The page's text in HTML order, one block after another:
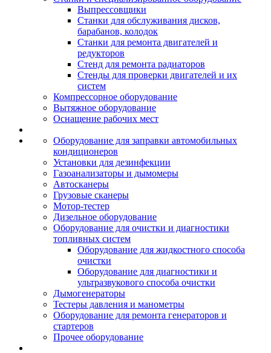
Выпрессовщики
Станки для обслуживания дисков,
барабанов, колодок
Станки для ремонта двигателей и
редукторов
Стенд для ремонта радиаторов
Стенды для проверки двигателей и их
систем
Компрессорное оборудование
Вытяжное оборудование
Оснащение рабочих мест
Оборудование для заправки автомобильных
кондиционеров
Установки для дезинфекции
Газоанализаторы и дымомеры
Автосканеры
Грузовые сканеры
Мотор-тестер
Дизельное оборудование
Оборудование для очистки и диагностики
топливных систем
Оборудование для жидкостного способа
очистки
Оборудование для диагностики и
ультразвукового способа очистки
Дымогенераторы
Тестеры давления и манометры
Оборудование для ремонта генераторов и
стартеров
Прочее оборудование